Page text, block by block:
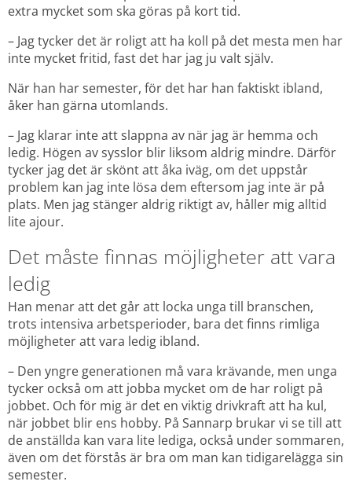
extra mycket som ska göras på kort tid.
– Jag tycker det är roligt att ha koll på det mesta men har
inte mycket fritid, fast det har jag ju valt själv.
När han har semester, för det har han faktiskt ibland,
åker han gärna utomlands.
– Jag klarar inte att slappna av när jag är hemma och
ledig. Högen av sysslor blir liksom aldrig mindre. Därför
tycker jag det är skönt att åka iväg, om det uppstår
problem kan jag inte lösa dem eftersom jag inte är på
plats. Men jag stänger aldrig riktigt av, håller mig alltid
lite ajour.
Det måste finnas möjligheter att vara
ledig
Han menar att det går att locka unga till branschen,
trots intensiva arbetsperioder, bara det finns rimliga
möjligheter att vara ledig ibland.
– Den yngre generationen må vara krävande, men unga
tycker också om att jobba mycket om de har roligt på
jobbet. Och för mig är det en viktig drivkraft att ha kul,
när jobbet blir ens hobby. På Sannarp brukar vi se till att
de anställda kan vara lite lediga, också under sommaren,
även om det förstås är bra om man kan tidigarelägga sin
semester.